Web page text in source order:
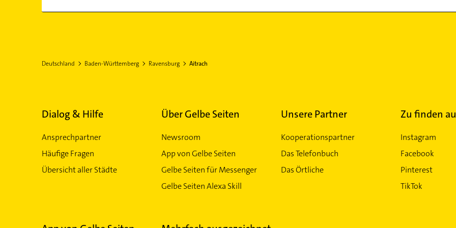
Deutschland Baden-Württemberg Ravensburg Aitrach
Dialog & Hilfe
Ansprechpartner
Häufige Fragen
Übersicht aller Städte
Über Gelbe Seiten
Newsroom
App von Gelbe Seiten
Gelbe Seiten für Messenger
Gelbe Seiten Alexa Skill
Unsere Partner
Kooperationspartner
Das Telefonbuch
Das Örtliche
Zu finden
Instagram
Facebook
Pinterest
TikTok